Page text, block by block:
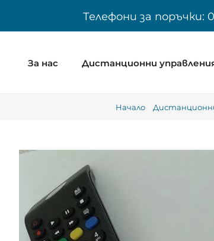
Телефони за поръчки:
За нас Дистанционни
Начало Дистанционни